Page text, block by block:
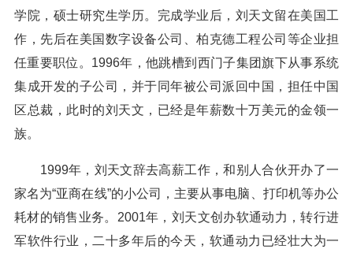
学院，硕士研究生学历。完成学业后，刘天文留在美国工
作，先后在美国数字设备公司、柏克德工程公司等企业担
任重要职位。1996年，他跳槽到西门子集团旗下从事系统
集成开发的子公司，并于同年被公司派回中国，担任中国
区总裁，此时的刘天文，已经是年薪数十万美元的金领一
族。
1999年，刘天文辞去高薪工作，和别人合伙开办了一
家名为“亚商在线”的小公司，主要从事电脑、打印机等办公
耗材的销售业务。2001年，刘天文创办软通动力，转行进
军软件行业，二十多年后的今天，软通动力已经壮大为一